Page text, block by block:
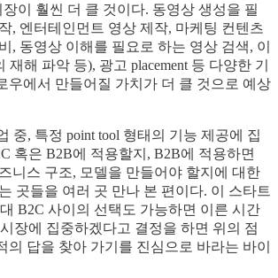
장이 훨씬 더 클 것이다. 동영상 생성을 필
, 엔터테인먼트 영상 제작, 마케팅 컨텐츠
, 동영상 이해를 필요로 하는 영상 검색, 이
재해 파악 등), 광고 placement 등 다양한 기
우에서 만들어질 가치가 더 클 것으로 예상
중, 특정 point tool 형태의 기능 제공에 집
혹은 B2B에 적용할지, B2B에 적용하면
니스 구조, 모델을 만들어야 할지에 대한
곳들을 여러 곳 만나 본 편이다. 이 스타트
B2C 사이의 선택도 가능하면 이른 시간
장에 집중하겠다고 결정을 하면 위의 점
의 답을 찾아 가기를 진심으로 바라는 바이